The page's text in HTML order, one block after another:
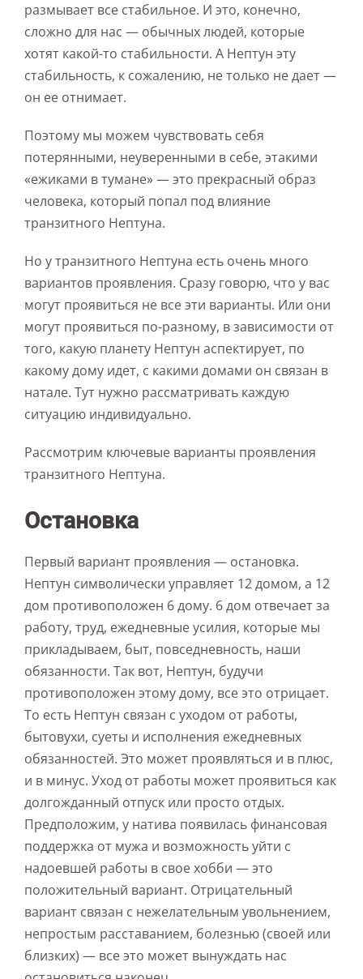
размывает все стабильное. И это, конечно,
сложно для нас — обычных людей, которые
хотят какой-то стабильности. А Нептун эту
стабильность, к сожалению, не только не дает —
он ее отнимает.
Поэтому мы можем чувствовать себя
потерянными, неуверенными в себе, этакими
«ежиками в тумане» — это прекрасный образ
человека, который попал под влияние
транзитного Нептуна.
Но у транзитного Нептуна есть очень много
вариантов проявления. Сразу говорю, что у вас
могут проявиться не все эти варианты. Или они
могут проявиться по-разному, в зависимости от
того, какую планету Нептун аспектирует, по
какому дому идет, с какими домами он связан в
натале. Тут нужно рассматривать каждую
ситуацию индивидуально.
Рассмотрим ключевые варианты проявления
транзитного Нептуна.
Остановка
Первый вариант проявления — остановка.
Нептун символически управляет 12 домом, а 12
дом противоположен 6 дому. 6 дом отвечает за
работу, труд, ежедневные усилия, которые мы
прикладываем, быт, повседневность, наши
обязанности. Так вот, Нептун, будучи
противоположен этому дому, все это отрицает.
То есть Нептун связан с уходом от работы,
бытовухи, суеты и исполнения ежедневных
обязанностей. Это может проявляться и в плюс,
и в минус. Уход от работы может проявиться как
долгожданный отпуск или просто отдых.
Предположим, у натива появилась финансовая
поддержка от мужа и возможность уйти с
надоевшей работы в свое хобби — это
положительный вариант. Отрицательный
вариант связан с нежелательным увольнением,
непростым расставанием, болезнью (своей или
близких) — все это может вынуждать нас